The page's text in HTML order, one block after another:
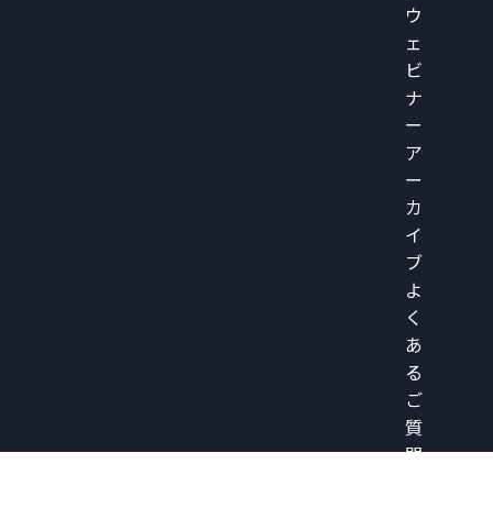
ウ
ェ
ビ
ナ
ー
ア
ー
カ
イ
ブ
よ
く
あ
る
ご
質
問